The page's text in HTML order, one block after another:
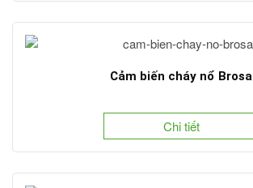
Cảm biến cháy nổ Brosa
Chi tiết